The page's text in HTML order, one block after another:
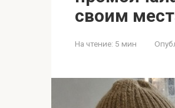
своим
На чтение: 5 мин